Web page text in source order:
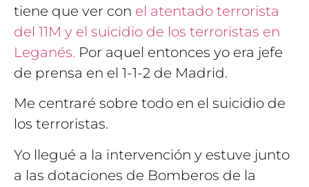
tiene que ver con el atentado terrorista
del 11M y el suicidio de los terroristas en
Leganés. Por aquel entonces yo era jefe
de prensa en el 1-1-2 de Madrid.
Me centraré sobre todo en el suicidio de
los terroristas.
Yo llegué a la intervención y estuve junto
a las dotaciones de Bomberos de la